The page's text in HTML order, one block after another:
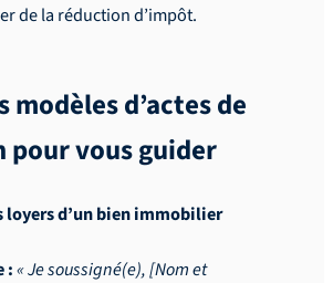
de la réduction d’impôt.
modèles d’actes de
pour vous guider
loyers d’un bien immobilier
:« Je soussigné(e), [Nom et